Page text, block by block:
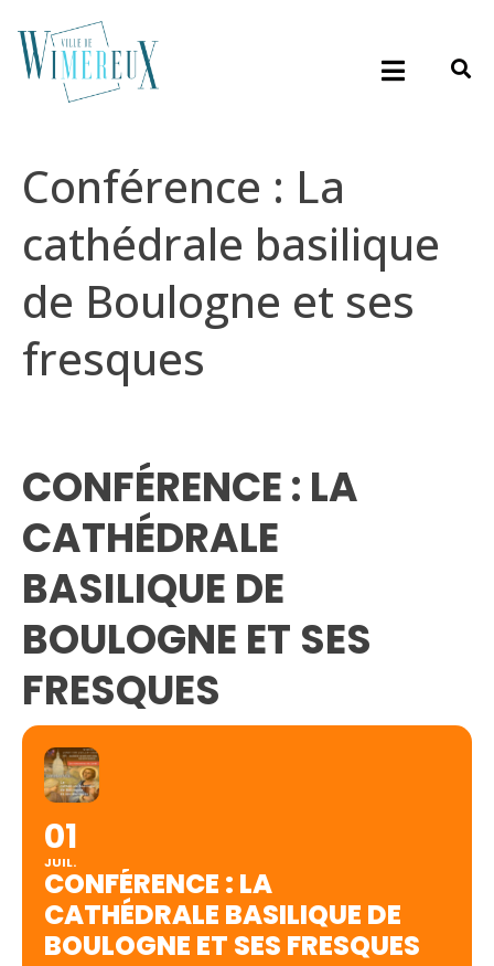
Conférence : La
cathédrale basilique
de Boulogne et ses
fresques
CONFÉRENCE : LA
CATHÉDRALE
BASILIQUE DE
BOULOGNE ET SES
FRESQUES
01
JUIL.
CONFÉRENCE : LA
CATHÉDRALE BASILIQUE DE
BOULOGNE ET SES FRESQUES